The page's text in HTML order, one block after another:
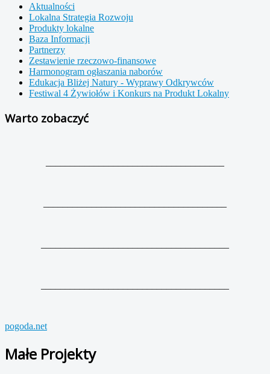
Aktualności
Lokalna Strategia Rozwoju
Produkty lokalne
Baza Informacji
Partnerzy
Zestawienie rzeczowo-finansowe
Harmonogram ogłaszania naborów
Edukacja Bliżej Natury - Wyprawy Odkrywców
Festiwal 4 Żywiołów i Konkurs na Produkt Lokalny
Warto zobaczyć
pogoda.net
Małe Projekty